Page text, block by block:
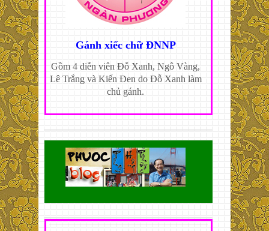
Gánh xiếc chữ ĐNNP
Gồm 4 diễn viên Đỗ Xanh, Ngô Vàng,
Lê Trắng và Kiến Đen do Đỗ Xanh làm
chủ gánh.